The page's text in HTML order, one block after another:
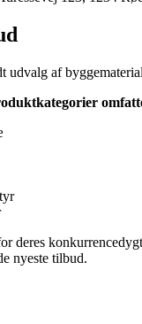
udvalg af
deres
nyeste tilbud.